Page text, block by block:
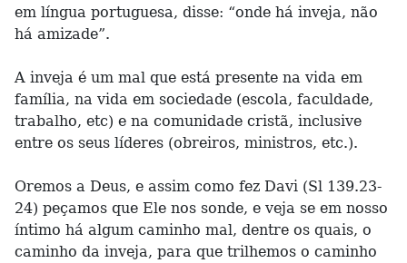
em língua portuguesa, disse: “onde há inveja, não
há amizade”.
A inveja é um mal que está presente na vida em
família, na vida em sociedade (escola, faculdade,
trabalho, etc) e na comunidade cristã, inclusive
entre os seus líderes (obreiros, ministros, etc.).
Oremos a Deus, e assim como fez Davi (Sl 139.23-
24) peçamos que Ele nos sonde, e veja se em nosso
íntimo há algum caminho mal, dentre os quais, o
caminho da inveja, para que trilhemos o caminho